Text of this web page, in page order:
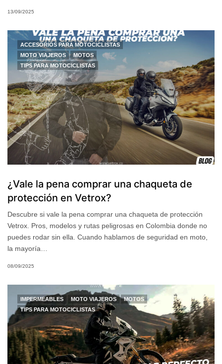
13/09/2025
ACCESORIOS PARA MOTOCICLISTAS
MOTO VIAJEROS
MOTOS
TIPS PARA MOTOCICLISTAS
¿Vale la pena comprar una chaqueta de
protección en Vetrox?
Descubre si vale la pena comprar una chaqueta de protección
Vetrox. Pros, modelos y rutas peligrosas en Colombia donde no
puedes rodar sin ella. Cuando hablamos de seguridad en moto,
la mayoría…
08/09/2025
IMPERMEABLES MOTO VIAJEROS
MOTOS
TIPS PARA MOTOCICLISTAS